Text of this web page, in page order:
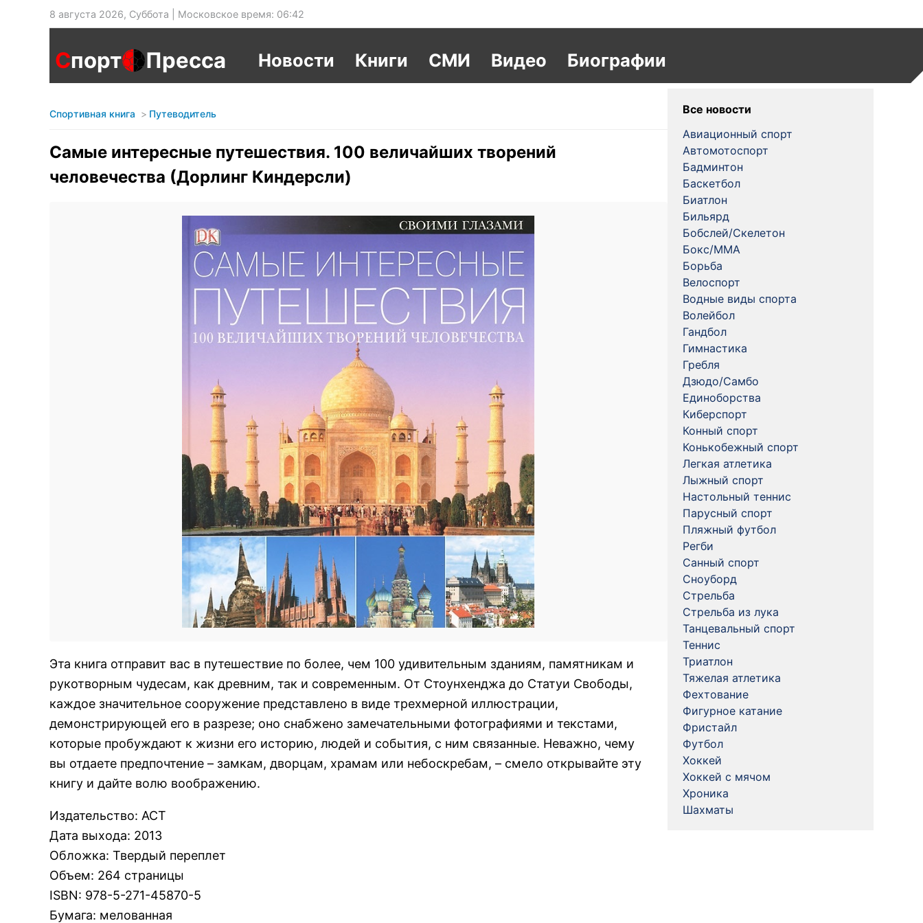
8 августа 2026, Суббота | Московское время: 06:42
Спорт Пресса Новости Книги СМИ Видео Биографии
Спортивная книга Путеводитель
Самые интересные путешествия. 100 величайших творений
человечества (Дорлинг Киндерсли)
Эта книга отправит вас в путешествие по более, чем 100 удивительным зданиям, памятникам и
рукотворным чудесам, как древним, так и современным. От Стоунхенджа до Статуи Свободы,
каждое значительное сооружение представлено в виде трехмерной иллюстрации,
демонстрирующей его в разрезе; оно снабжено замечательными фотографиями и текстами,
которые пробуждают к жизни его историю, людей и события, с ним связанные. Неважно, чему
вы отдаете предпочтение – замкам, дворцам, храмам или небоскребам, – смело открывайте эту
книгу и дайте волю воображению.
Издательство: АСТ
Дата выхода: 2013
Обложка: Твердый переплет
Объем: 264 страницы
ISBN: 978-5-271-45870-5
Бумага: мелованная
Все новости
Авиационный спорт
Автомотоспорт
Бадминтон
Баскетбол
Биатлон
Бильярд
Бобслей/Скелетон
Бокс/MMA
Борьба
Велоспорт
Водные виды спорта
Волейбол
Гандбол
Гимнастика
Гребля
Дзюдо/Самбо
Единоборства
Киберспорт
Конный спорт
Конькобежный спорт
Легкая атлетика
Лыжный спорт
Настольный теннис
Парусный спорт
Пляжный футбол
Регби
Санный спорт
Сноуборд
Стрельба
Стрельба из лука
Танцевальный спорт
Теннис
Триатлон
Тяжелая атлетика
Фехтование
Фигурное катание
Фристайл
Футбол
Хоккей
Хоккей с мячом
Хроника
Шахматы